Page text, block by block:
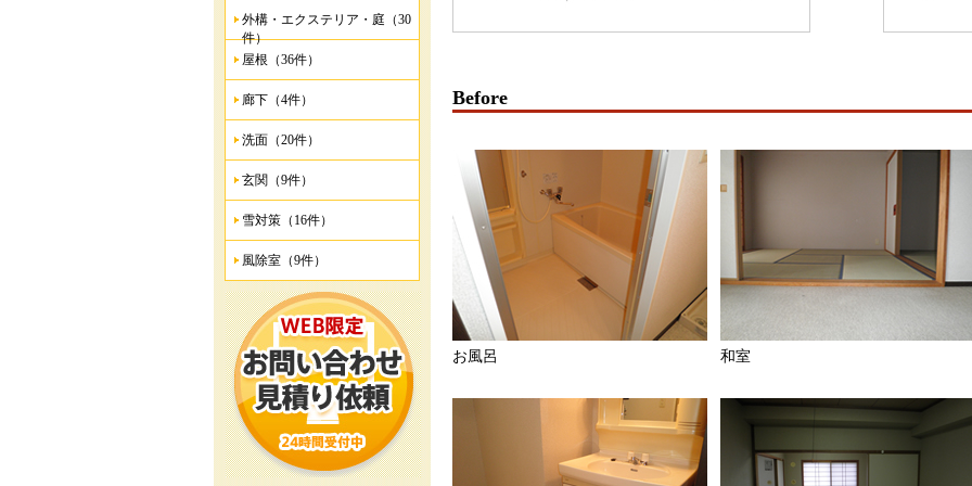
Before
お風呂 和室
外構・エクステリア・庭（30
件）
屋根（36件）
廊下（4件）
洗面（20件）
玄関（9件）
雪対策（16件）
風除室（9件）